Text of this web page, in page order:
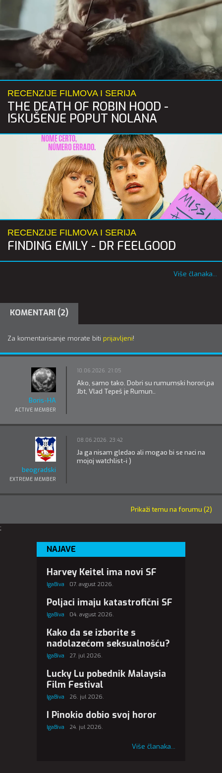
RECENZIJE FILMOVA I SERIJA
THE DEATH OF ROBIN HOOD -
ISKUŠENJE POPUT NOLANA
RECENZIJE FILMOVA I SERIJA
FINDING EMILY - DR FEELGOOD
Više članaka...
KOMENTARI (2)
Za komentarisanje morate biti prijavljeni!
Boris-HA
ACTIVE MEMBER
10.06.2026. 21:05
Ako, samo tako. Dobri su rumumski horori,pa
Jbt, Vlad Tepeš je Rumun..
beogradski
EXTREME MEMBER
08.06.2026. 23:42
Ja ga nisam gledao ali mogao bi se naci na
mojoj watchlist-i )
Prikaži temu na forumu (2)
;
NAJAVE
Harvey Keitel ima novi SF
IgaBiva 07. avgust 2026.
Poljaci imaju katastrofični SF
IgaBiva 04. avgust 2026.
Kako da se izborite s
nadolazećom seksualnošću?
IgaBiva 27. jul 2026.
Lucky Lu pobednik Malaysia
Film Festival
IgaBiva 26. jul 2026.
I Pinokio dobio svoj horor
IgaBiva 24. jul 2026.
Više članaka...